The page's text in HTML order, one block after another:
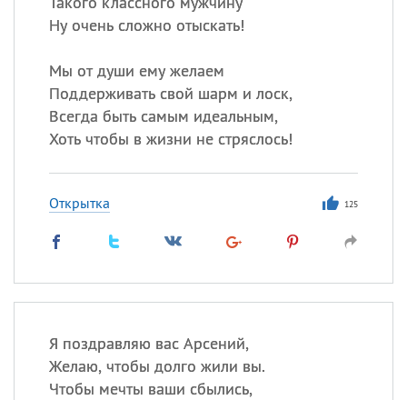
Ну очень сложно отыскать!
Мы от души ему желаем
Поддерживать свой шарм и лоск,
Всегда быть самым идеальным,
Хоть чтобы в жизни не стряслось!
Открытка 125
Я поздравляю вас Арсений,
Желаю, чтобы долго жили вы.
Чтобы мечты ваши сбылись,